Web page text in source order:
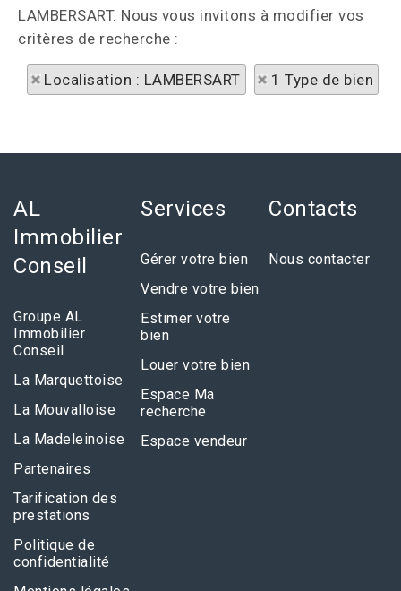
LAMBERSART. Nous vous invitons à modifier vos
critères de recherche :
Localisation : LAMBERSART 1 Type de bien
AL
Immobilier
Conseil
Groupe AL
Immobilier
Conseil
La Marquettoise
La Mouvalloise
La Madeleinoise
Partenaires
Tarification des
prestations
Politique de
confidentialité
Services
Gérer votre bien
Vendre votre bien
Estimer votre
bien
Louer votre bien
Espace Ma
recherche
Espace vendeur
Contacts
Nous contacter